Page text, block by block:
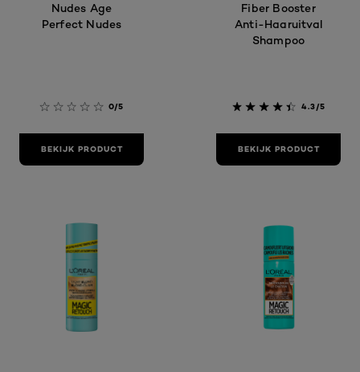
Nudes Age
Perfect Nudes
0/5
BEKIJK PRODUCT
Fiber Booster
Anti-Haaruitval
Shampoo
4.3/5
BEKIJK PRODUCT